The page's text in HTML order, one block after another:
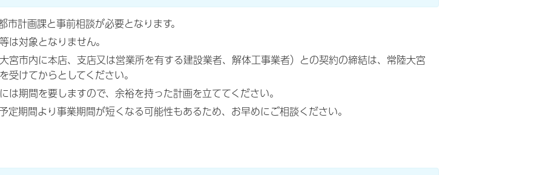
市計画課と事前相談が必要となります。
は対象となりません。
宮市内に本店、支店又は営業所を有する建設業者、解体工事業者）との契約の締結は、常陸大宮
受けてからとしてください。
は期間を要しますので、余裕を持った計画を立ててください。
定期間より事業期間が短くなる可能性もあるため、お早めにご相談ください。